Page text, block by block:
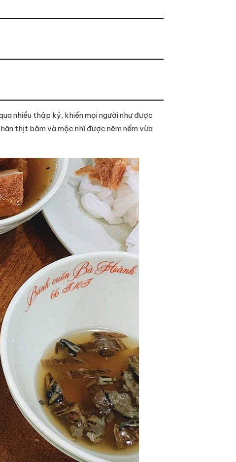
nhiều thập kỷ, khiến mọi người như được
thịt băm và mộc nhĩ được nêm nếm vừa